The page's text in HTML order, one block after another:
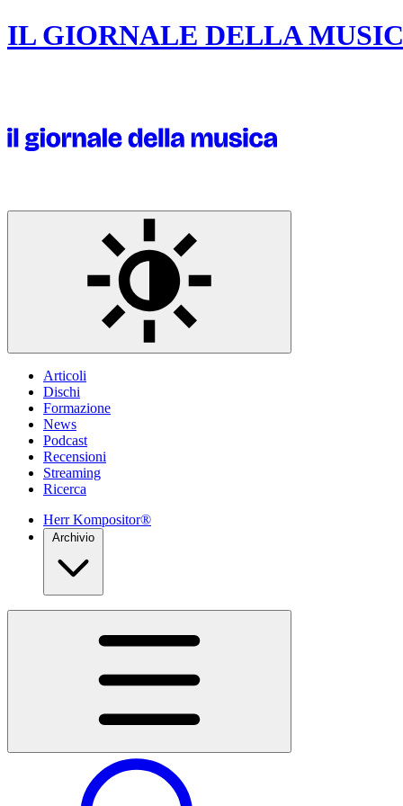
IL GIORNALE DELLA
Articoli
Dischi
Formazione
News
Podcast
Recensioni
Streaming
Ricerca
Herr Kompositor®
Archivio